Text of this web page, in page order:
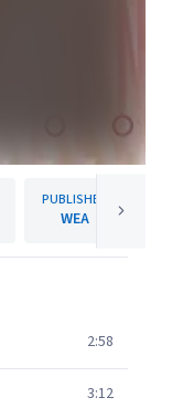
PUBLISHER
WEA
2:58
3:12